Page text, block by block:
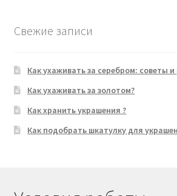
Свежие записи
Как ухаживать за серебром: советы
Как ухаживать за золотом?
Как хранить украшения ?
Как подобрать шкатулку для